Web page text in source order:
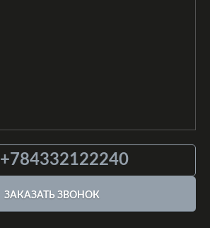
+784332122240
ЗАКАЗАТЬ ЗВОНОК